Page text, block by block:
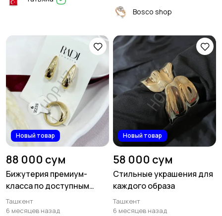
Bosco shop
Новый товар
88 000 сум
Бижутерия премиум-
класса по доступным
ценам
Ташкент
6 месяцев назад
Новый товар
58 000 сум
Стильные украшения для
каждого образа
Ташкент
6 месяцев назад